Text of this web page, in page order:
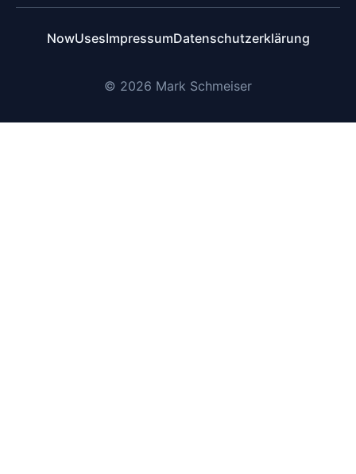
NowUsesImpressumDatenschutzerklärung
© 2026 Mark Schmeiser